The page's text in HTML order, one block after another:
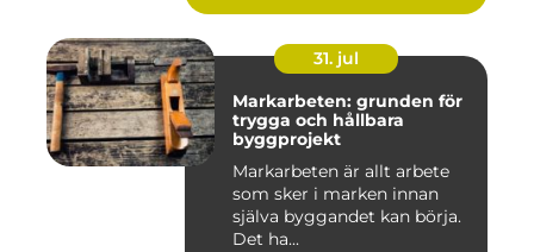
31. jul
Markarbeten: grunden för
trygga och hållbara
byggprojekt
Markarbeten är allt arbete
som sker i marken innan
själva byggandet kan börja.
Det ha...